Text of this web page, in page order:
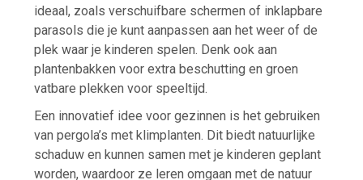
ideaal, zoals verschuifbare schermen of inklapbare
parasols die je kunt aanpassen aan het weer of de
plek waar je kinderen spelen. Denk ook aan
plantenbakken voor extra beschutting en groen
vatbare plekken voor speeltijd.
Een innovatief idee voor gezinnen is het gebruiken
van pergola’s met klimplanten. Dit biedt natuurlijke
schaduw en kunnen samen met je kinderen geplant
worden, waardoor ze leren omgaan met de natuur